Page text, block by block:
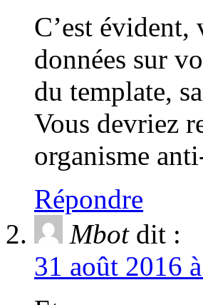
C’est
données sur
du template,
Vous devriez
organisme
Répondre
Mbot dit :
31 août 2016